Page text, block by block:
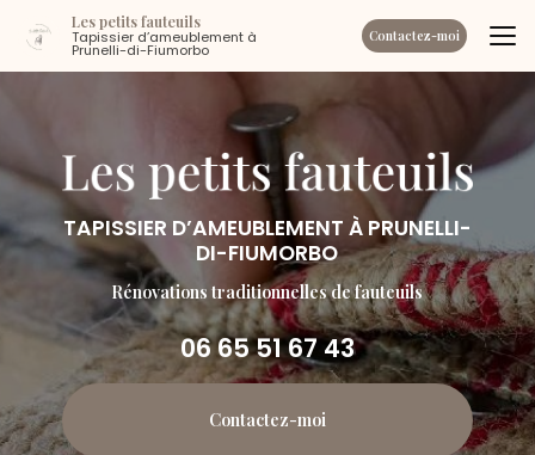
contenu
principal
Les petits fauteuils
Tapissier d’ameublement à
Prunelli-di-Fiumorbo
Contactez-moi
TAPISSIER D’AMEUBLEMENT À PRUNELLI-
DI-FIUMORBO
Rénovations traditionnelles de fauteuils
06 65 51 67 43
Contactez-moi